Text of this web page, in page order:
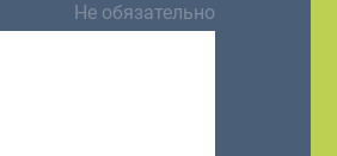
Не обязательно